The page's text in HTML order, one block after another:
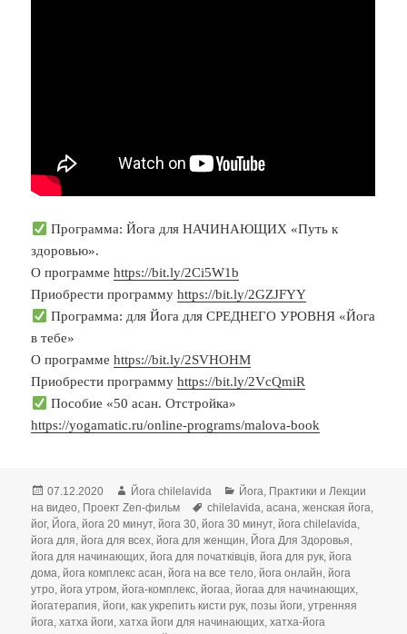
Программа: Йога для НАЧИНАЮЩИХ «Путь к
здоровью».
О программеhttps://bit.ly/2Ci5W1b
Приобрести программуhttps://bit.ly/2GZJFYY
Программа: для Йога для СРЕДНЕГО УРОВНЯ «Йога
в тебе»
О программеhttps://bit.ly/2SVHOHM
Приобрести программуhttps://bit.ly/2VcQmiR
Пособие «50 асан. Отстройка»
https://yogamatic.ru/online-programs/malova-book
Опубликовано
07.12.2020 Автор
Йога chilelavida Рубрики
Йога, Практики и Лекции
на видео, Проект Zen-фильм Метки
chilelavida,асана,женская йога,
йог, Йога,йога 20 минут,йога 30,йога 30 минут,йога chilelavida,
йога для,йога для всех,йога для женщин, Йога Для Здоровья,
йога для начинающих,йога для початківців,йога для рук,йога
дома,йога комплекс асан,йога на все тело,йога онлайн,йога
утро,йога утром,йога-комплекс,йогаа,йогаа для начинающих,
йогатерапия,йоги,как укрепить кисти рук,позы йоги,утренняя
йога,хатха йоги,хатха йоги для начинающих,хатха-йога